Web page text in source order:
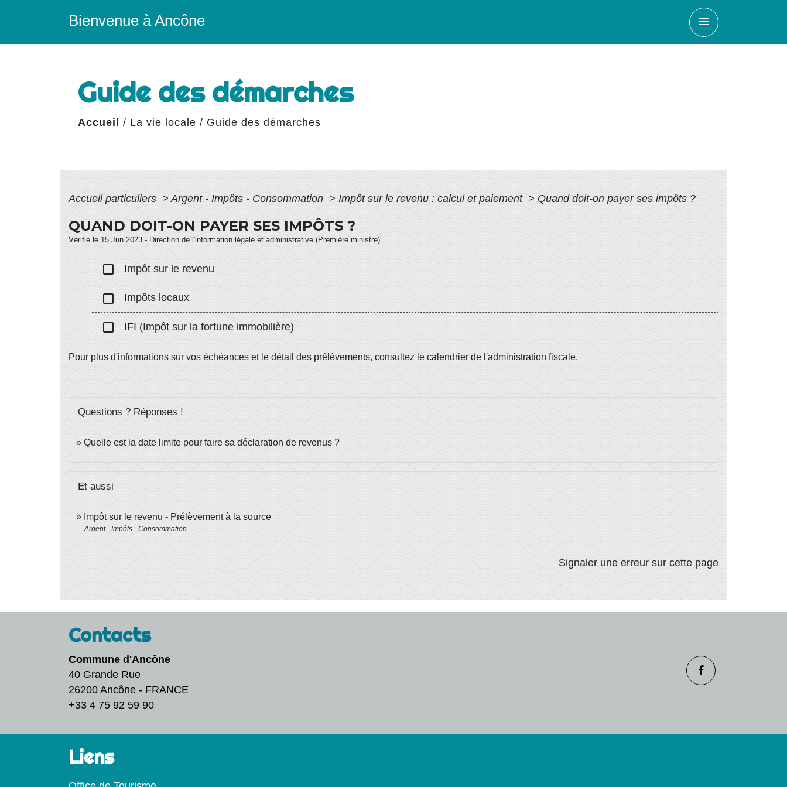
Bienvenue à Ancône menu
Guide des démarches
Accueil / La vie locale / Guide des démarches
Accueil particuliers > Argent - Impôts - Consommation > Impôt sur le revenu : calcul et paiement > Quand doit-on payer ses impôts ?
QUAND DOIT-ON PAYER SES IMPÔTS ?
Vérifié le 15 Jun 2023 - Direction de l'information légale et administrative (Première ministre)
check_box_outline_blank Impôt sur le revenu
check_box_outline_blank Impôts locaux
check_box_outline_blank IFI (Impôt sur la fortune immobilière)
Pour plus d'informations sur vos échéances et le détail des prélèvements, consultez le calendrier de l'administration fiscale.
Questions ? Réponses !
Quelle est la date limite pour faire sa déclaration de revenus ?
Et aussi
Impôt sur le revenu - Prélèvement à la source
Argent - Impôts - Consommation
Signaler une erreur sur cette page
Contacts
Commune d'Ancône
40 Grande Rue
26200 Ancône - FRANCE
+33 4 75 92 59 90
Liens